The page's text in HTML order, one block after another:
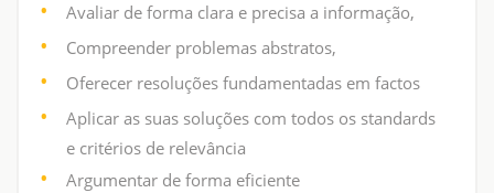
Avaliar de forma clara e precisa a informação,
Compreender problemas abstratos,
Oferecer resoluções fundamentadas em factos
Aplicar as suas soluções com todos os standards
e critérios de relevância
Argumentar de forma eficiente